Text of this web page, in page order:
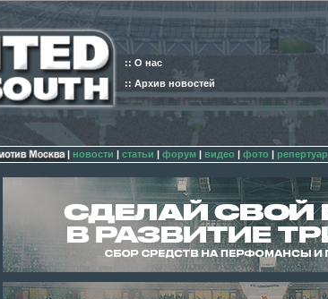
:: О нас
:: Архив новостей
| новости | статьи | форум | видео | фото | репертуар